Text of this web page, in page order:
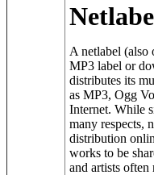
A netlabel (also
MP3 label or
distributes its
as MP3, Ogg
Internet. While
many respects,
distribution
works to be
and artists